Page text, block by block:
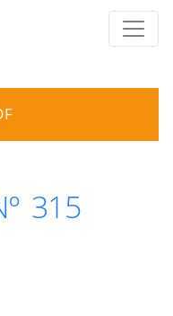
315